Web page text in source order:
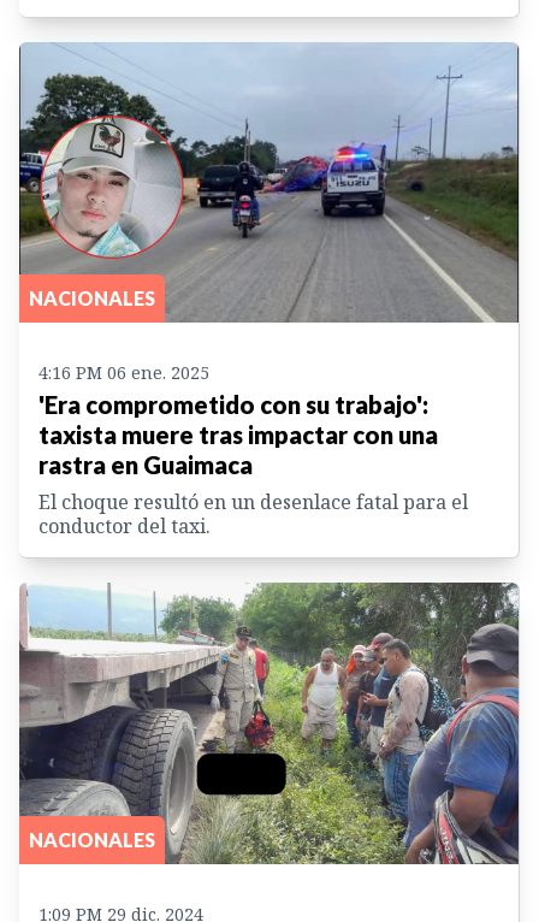
NACIONALES
4:16 PM 06 ene. 2025
'Era comprometido con su trabajo':
taxista muere tras impactar con una
rastra en Guaimaca
El choque resultó en un desenlace fatal para el
conductor del taxi.
NACIONALES
1:09 PM 29 dic. 2024